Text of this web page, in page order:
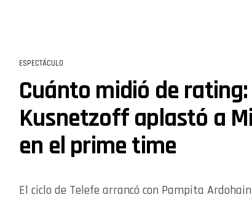
ESPECTÁCULO
Cuánto midió de
Kusnetzoff aplastó a
en el prime time
El ciclo de Telefe arrancó con Pampita